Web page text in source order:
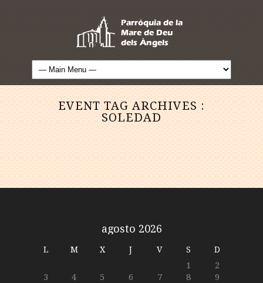
EVENT TAG ARCHIVES :
SOLEDAD
agosto 2026
L M X J V S D
1
2
3
4 5 6 7 8
9